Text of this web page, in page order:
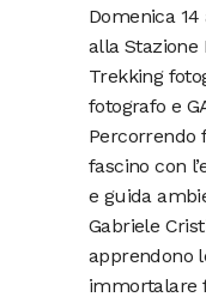
Domenica
alla Stazione
Trekking
fotografo e
Percorrendo
fascino con
e guida
Gabriele
apprendono
immortalare